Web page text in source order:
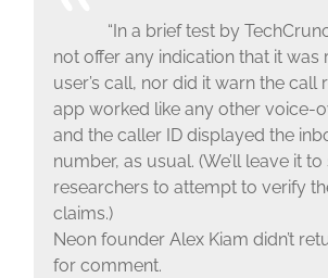
“In a brief test by
not offer any indication that it was
user’s call, nor did it warn the call
app worked like any other voice-
and the caller ID displayed the
number, as usual. (We’ll leave it
researchers to attempt to verify
claims.)
Neon founder Alex Kiam didn’t
for comment.